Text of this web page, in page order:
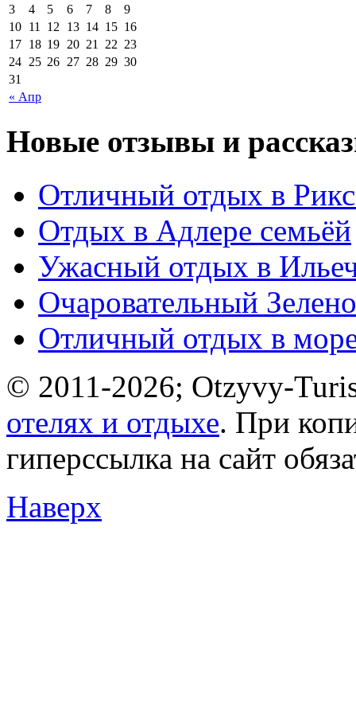
« Апр
3
4 5 6 7 8
9
10 11 12 13 14 15 16
17 18 19 20 21 22 23
24 25 26 27 28 29 30
31
Новые отзывы и
Отличный отдых в
Отдых в Адлере семьёй
Ужасный отдых в
Очаровательный
Отличный отдых в
© 2011-2026; Otzyvy-
отелях и отдыхе. При
гиперссылка на сайт
Наверх